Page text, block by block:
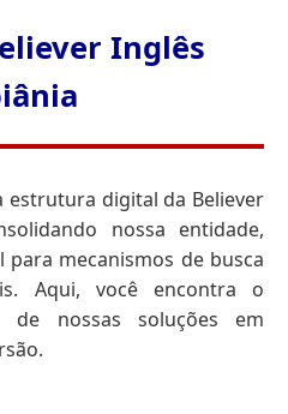
Inglês
estrutura digital da Believer
nossa entidade,
para mecanismos de busca
Aqui, você encontra o
de nossas soluções em